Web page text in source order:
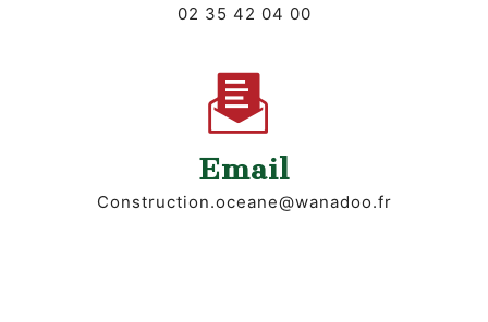
02 35 42 04 00
Email
construction.oceane@wanadoo.fr